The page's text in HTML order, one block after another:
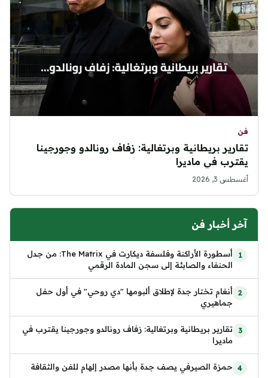
فن
تقارير بريطانية وبرتغالية: زفاف رونالدو وجورجينا
يقترب في ماديرا
أغسطس 3, 2026
آخر أخبار فن
أسطورة الأراكنة وفلسفة ديكارت في The Matrix: من جدل
الحنفاء والصابئة إلى سجن المادة الرقمي
أنغام تختار جدة لإطلاق ألبومها "دي روحي" في أول حفل
جماهيري
تقارير بريطانية وبرتغالية: زفاف رونالدو وجورجينا يقترب في
ماديرا
حمزة الصيرفي يصف جدة بأنها مصدر إلهام للفن والثقافة